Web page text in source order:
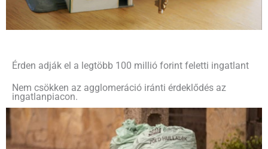
Érden adják el a legtöbb 100 millió forint feletti ingatlant
Nem csökken az agglomeráció iránti érdeklődés az
ingatlanpiacon.